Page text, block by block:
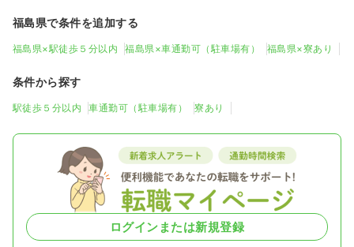
福島県で条件を追加する
福島県×駅徒歩５分以内 福島県×車通勤可（駐車場有） 福島県×寮あり
条件から探す
駅徒歩５分以内 車通勤可（駐車場有） 寮あり
ログインまたは新規登録